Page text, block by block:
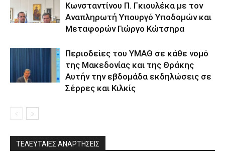
Κωνσταντίνου Π. Γκιουλέκα με τον
Αναπληρωτή Υπουργό Υποδομών και
Μεταφορών Γιώργο Κώτσηρα
Περιοδείες του ΥΜΑΘ σε κάθε νομό
της Μακεδονίας και της Θράκης
Αυτήν την εβδομάδα εκδηλώσεις σε
Σέρρες και Κιλκίς
ΤΕΛΕΥΤΑΙΕΣ ΑΝΑΡΤΗΣΕΙΣ